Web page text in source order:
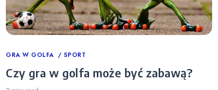
Categories
GRA W GOLFA SPORT
Czy gra w golfa może być zabawą?